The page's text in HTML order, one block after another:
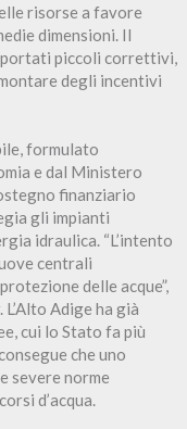
risorse a favore
dimensioni. Il
piccoli correttivi,
degli incentivi
formulato
e dal Ministero
finanziario
gli impianti
idraulica. “L’intento
centrali
delle acque”,
Adige ha già
cui lo Stato fa più
che uno
severe norme
d’acqua.